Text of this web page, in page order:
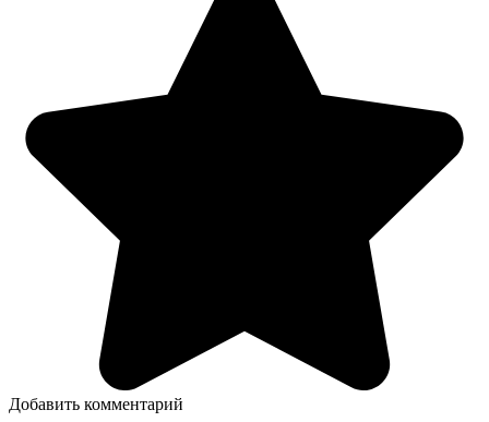
Добавить комментарий